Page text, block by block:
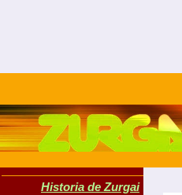
Historia de Zurgai